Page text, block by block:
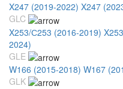
X247 (2019-2022) X247
GLC
X253/С253 (2016-2019)
2024)
GLE
W166 (2015-2018) W167
GLK